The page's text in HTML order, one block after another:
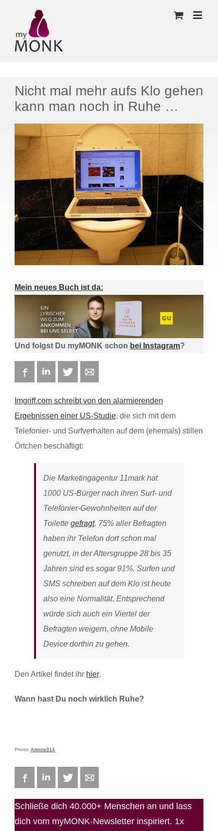
Nicht mal mehr aufs Klo gehen
kann man noch in Ruhe …
Mein neues Buch ist da:
Und folgst Du myMONK schon bei Instagram?
FacebookLinkedIn Twitter
Imgriff.com schreibt von den alarmierenden
Ergebnissen einer US-Studie, die sich mit dem
Telefonier- und Surfverhalten auf dem (ehemals) stillen
Örtchen beschäftigt:
Die Marketingagentur 11mark hat
1000 US-Bürger nach ihren Surf- und
Telefonier-Gewohnheiten auf der
Toilette gefragt. 75% aller Befragten
haben ihr Telefon dort schon mal
genutzt, in der Altersgruppe 28 bis 35
Jahren sind es sogar 91%. Surfen und
SMS schreiben auf dem Klo ist heute
also eine Normalität. Entsprechend
würde sich auch ein Viertel der
Befragten weigern, ohne Mobile
Device dorthin zu gehen.
Den Artikel findet ihr hier.
Wann hast Du noch wirklich Ruhe?
Photo: Artnow314
FacebookLinkedIn Twitter
Schließe dich 40.000+ Menschen an und lass
dich vom myMONK-Newsletter inspiriert. 1x